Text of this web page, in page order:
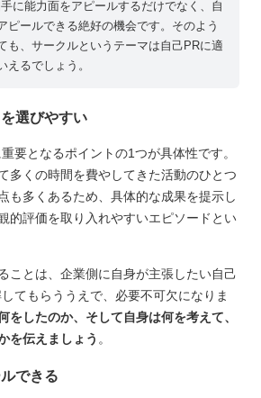
に能力面をアピールするだけでなく、自
ピールできる絶好の機会です。そのよう
も、サークルというテーマは自己PRに適
えるでしょう。
選びやすい
要となるポイントの1つが具体性です。
多くの時間を費やしてきた活動のひとつ
も多くあるため、具体的な成果を提示し
的評価を取り入れやすいエピソードとい
ことは、企業側に自身が主張したい自己
てもらううえで、必要不可欠になりま
をしたのか、そして自身は何を考えて、
を伝えましょう 。
できる